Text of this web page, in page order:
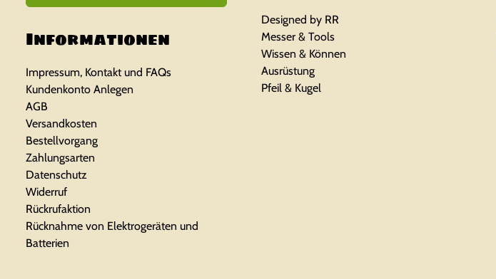
Informationen
Impressum, Kontakt und FAQs
Kundenkonto Anlegen
AGB
Versandkosten
Bestellvorgang
Zahlungsarten
Datenschutz
Widerruf
Rückrufaktion
Rücknahme von Elektrogeräten und
Batterien
Designed by RR
Messer & Tools
Wissen & Können
Ausrüstung
Pfeil & Kugel